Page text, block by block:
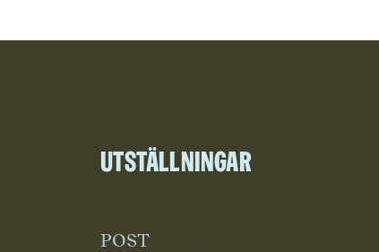
Utställningar
POST